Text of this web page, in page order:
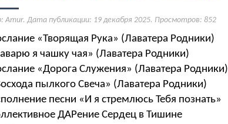
Amur. Дата публикации: 19 декабря 2025. Просмотров: 852
«Творящая Рука» (Лаватера Родники)
я чашку чая» (Лаватера Родники)
«Дорога Служения» (Лаватера Родники)
пылкого Свеча» (Лаватера Родники)
песни «И я стремлюсь Тебя познать»
ДАРение Сердец в Тишине